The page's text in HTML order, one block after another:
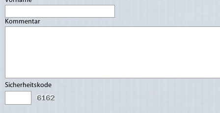
Kommentar
Sicherheitskode